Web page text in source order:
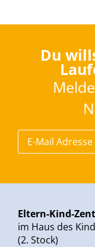
Du
Eltern-Kind-
im Haus des
(2. Stock)